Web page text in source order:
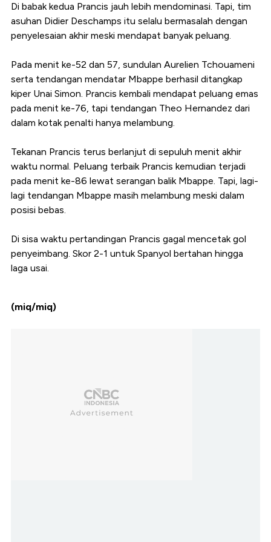
Di babak kedua Prancis jauh lebih mendominasi. Tapi, tim
asuhan Didier Deschamps itu selalu bermasalah dengan
penyelesaian akhir meski mendapat banyak peluang.
Pada menit ke-52 dan 57, sundulan Aurelien Tchouameni
serta tendangan mendatar Mbappe berhasil ditangkap
kiper Unai Simon. Prancis kembali mendapat peluang emas
pada menit ke-76, tapi tendangan Theo Hernandez dari
dalam kotak penalti hanya melambung.
Tekanan Prancis terus berlanjut di sepuluh menit akhir
waktu normal. Peluang terbaik Prancis kemudian terjadi
pada menit ke-86 lewat serangan balik Mbappe. Tapi, lagi-
lagi tendangan Mbappe masih melambung meski dalam
posisi bebas.
Di sisa waktu pertandingan Prancis gagal mencetak gol
penyeimbang. Skor 2-1 untuk Spanyol bertahan hingga
laga usai.
(miq/miq)